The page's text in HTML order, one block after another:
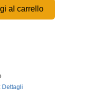
al carrello
Dettagli